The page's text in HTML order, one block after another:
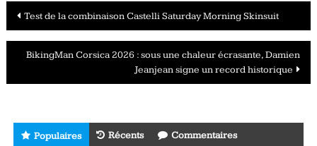
Navigation
des
articles
Test de la combinaison Castelli Saturday Morning Skinsuit
BikingMan Corsica 2026 : sous une chaleur écrasante, Damien
Jeanjean signe un record historique
Populaires Récents Commentaires